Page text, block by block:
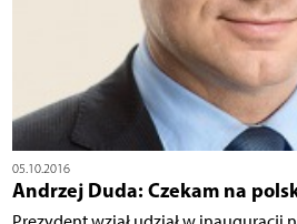
05.10.2016
Andrzej Duda: Czekam na